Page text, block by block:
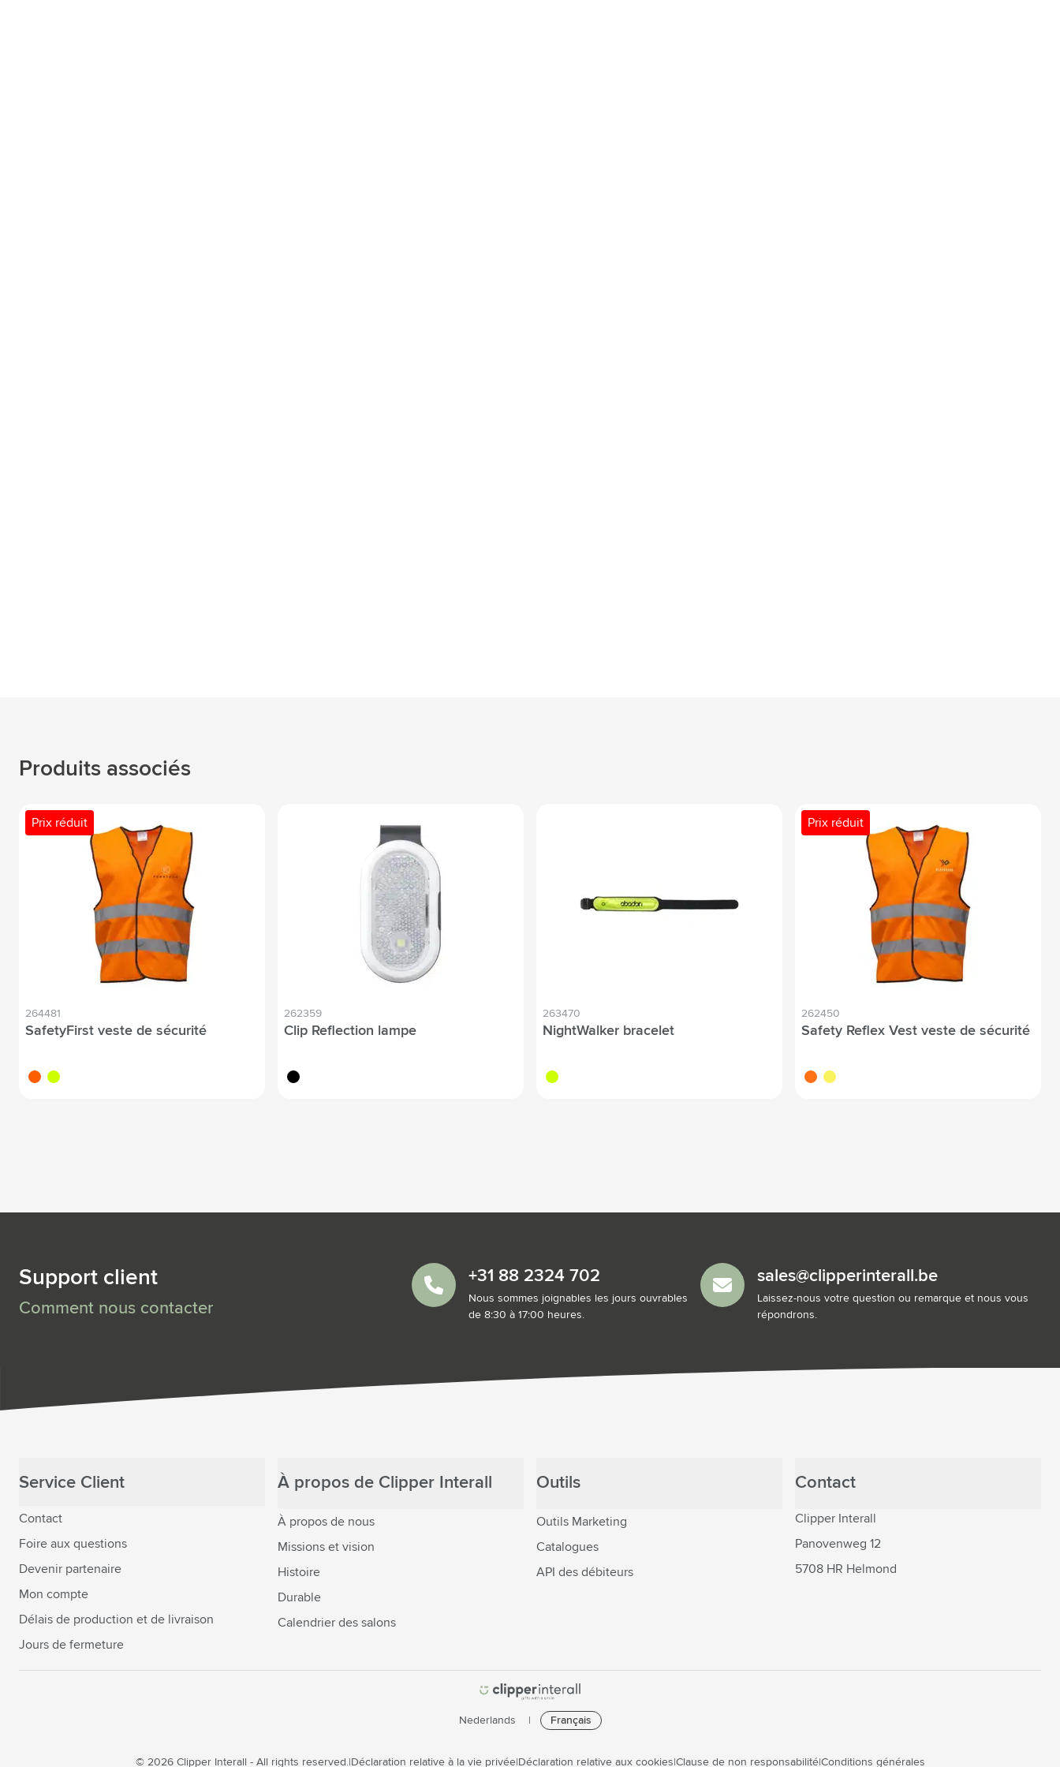
Produits associés
Prix réduit
264481
SafetyFirst veste de sécurité
orange fluo
jaune fluo
262359
Clip Reflection lampe
noir
263470
NightWalker bracelet
jaune fluo
Prix réduit
262450
Safety Reflex Vest veste de sécurité
orange fluo
jaune fluo
Support client
Comment nous contacter
+31 88 2324 702
Nous sommes joignables les jours ouvrables
de 8:30 à 17:00 heures.
sales@clipperinterall.be
Laissez-nous votre question ou remarque et nous vous
répondrons.
Service Client
Contact
Foire aux questions
Devenir partenaire
Mon compte
Délais de production et de livraison
Jours de fermeture
À propos de Clipper Interall
À propos de nous
Missions et vision
Histoire
Durable
Calendrier des salons
Outils
Outils Marketing
Catalogues
API des débiteurs
Contact
Clipper Interall
Panovenweg 12
5708 HR Helmond
Nederlands Français
© 2026 Clipper Interall - All rights reserved. Déclaration relative à la vie privée Déclaration relative aux cookies Clause de non responsabilité Conditions générales